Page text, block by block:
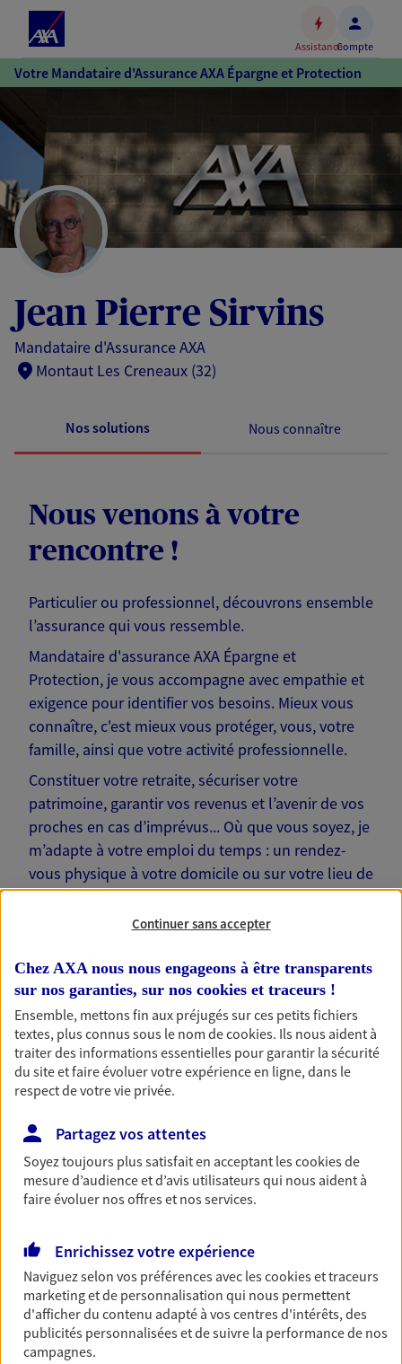
Accéder
au
Accéder
au
pied
de
page
AssistanceCompte
Votre Mandataire d'Assurance AXA Épargne et Protection
Jean Pierre Sirvins
Mandataire d'Assurance AXA
Montaut Les Creneaux (32)
Nos solutions Nous connaître
Nous venons à votre
rencontre !
Particulier ou professionnel, découvrons ensemble
l’assurance qui vous ressemble.
Mandataire d'assurance AXA Épargne et
Protection, je vous accompagne avec empathie et
exigence pour identifier vos besoins. Mieux vous
connaître, c'est mieux vous protéger, vous, votre
famille, ainsi que votre activité professionnelle.
Constituer votre retraite, sécuriser votre
patrimoine, garantir vos revenus et l’avenir de vos
proches en cas d’imprévus... Où que vous soyez, je
m’adapte à votre emploi du temps : un rendez-
vous physique à votre domicile ou sur votre lieu de
travail… Je suis là pour échanger avec vous !
Nos offres phares
Épargne
immobilier, études des enfants ou voyage autour
du monde… Épargnez à votre rythme et
simplement, selon votre profil.
Préparez sereinement ce nouveau chapitre de
votre vie avec les conseils d'un expert. Découvrez
notre solution PER (Plan Epargne Retraite)
spécialement conçue pour la retraite.
Continuer sans accepter
Chez AXA nous nous engageons à être transparents
sur nos garanties, sur nos cookies et traceurs !
Ensemble, mettons fin aux préjugés sur ces petits fichiers
textes, plus connus sous le nom decookies. Ils nous aident à
traiter des informations essentielles pour garantir la sécurité
du site et faire évoluer votre expérience en ligne, dans le
respect de votre vie privée.
Partagez vos attentes
Soyez toujours plus satisfait en acceptant lescookiesde
mesure d’audience et d’avis utilisateurs qui nous aident à
faire évoluer nos offres et nos services.
Enrichissez votre expérience
Naviguez selon vos préférences avec lescookies et traceurs
marketing et de personnalisation qui nous permettent
d'afficher du contenu adapté à vos centres d'intérêts, des
publicités personnalisées et de suivre la performance de nos
campagnes.